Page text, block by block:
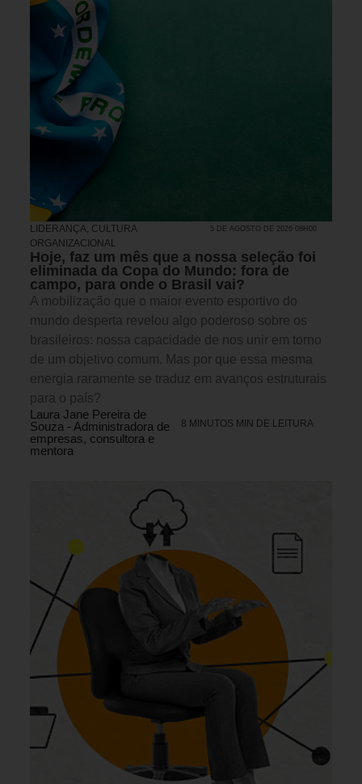
LIDERANÇA, CULTURA
ORGANIZACIONAL
5 DE AGOSTO DE 2026 08H00
Hoje, faz um mês que a nossa seleção foi
eliminada da Copa do Mundo: fora de
campo, para onde o Brasil vai?
A mobilização que o maior evento esportivo do
mundo desperta revelou algo poderoso sobre os
brasileiros: nossa capacidade de nos unir em torno
de um objetivo comum. Mas por que essa mesma
energia raramente se traduz em avanços estruturais
para o país?
Laura Jane Pereira de
Souza - Administradora de
empresas, consultora e
mentora
8 MINUTOS MIN DE LEITURA